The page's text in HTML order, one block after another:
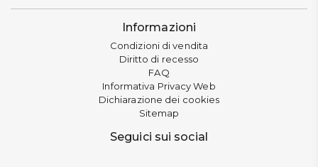
Informazioni
Condizioni di vendita
Diritto di recesso
FAQ
Informativa Privacy Web
Dichiarazione dei cookies
Sitemap
Seguici sui social